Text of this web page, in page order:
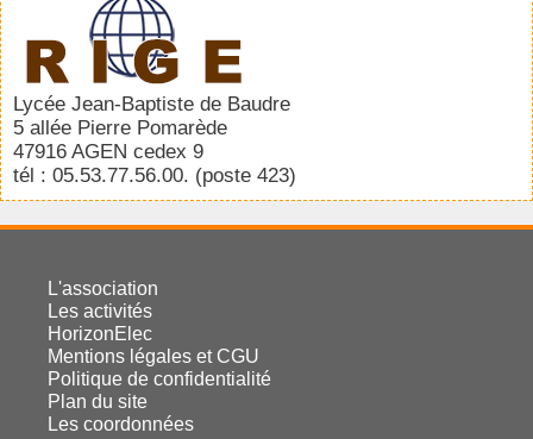
Lycée Jean-Baptiste de Baudre
5 allée Pierre Pomarède
47916 AGEN cedex 9
tél : 05.53.77.56.00. (poste 423)
L'association
Les activités
HorizonElec
Mentions légales et CGU
Politique de confidentialité
Plan du site
Les coordonnées